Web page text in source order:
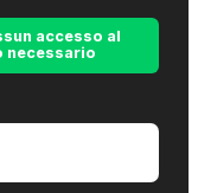
accesso al
necessario